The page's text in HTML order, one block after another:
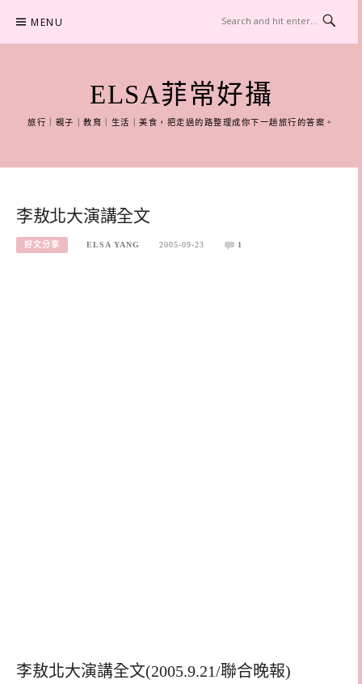
content
MENU
ELSA菲常好攝
旅行｜親子｜教育｜生活｜美食，把走過的路整理成你下一趟旅行的答案。
李敖北大演講全文
好文分享 ELSA YANG 2005-09-23 1
李敖北大演講全文(2005.9.21/聯合晚報)